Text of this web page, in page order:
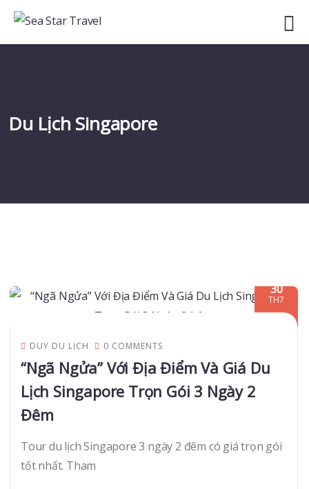
Du Lịch Singapore
30
TH7
DUY DU LỊCH 0 COMMENTS
“Ngã Ngửa” Với Địa Điểm Và Giá Du
Lịch Singapore Trọn Gói 3 Ngày 2
Đêm
Tour du lịch Singapore 3 ngày 2 đêm có giá trọn gói
tốt nhất. Tham